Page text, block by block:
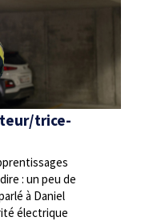
trice-
: un peu de
à Daniel
électrique